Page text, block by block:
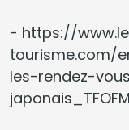
- https://
tourisme.com/
les-rendez-